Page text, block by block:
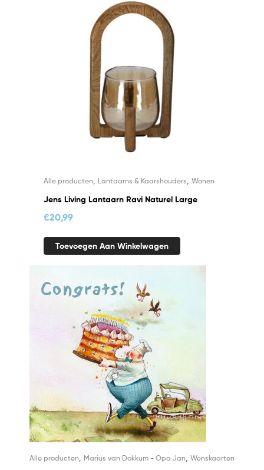
Alle producten Lantaarns & Kaarshouders Wonen
Jens Living Lantaarn Ravi Naturel Large
€20,99
Toevoegen Aan Winkelwagen
Alle producten Marius van Dokkum - Opa Jan Wenskaarten